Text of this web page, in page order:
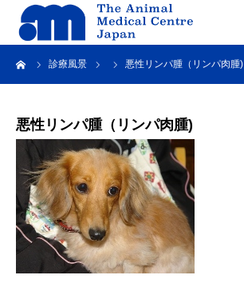
診療風景 悪性リンパ腫（リンパ肉腫)
悪性リンパ腫（リンパ肉腫)
Home
service
recruit
contact us